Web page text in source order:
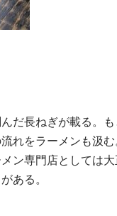
だ長ねぎが載る。
をラーメンも汲
ン専門店としては
ある。